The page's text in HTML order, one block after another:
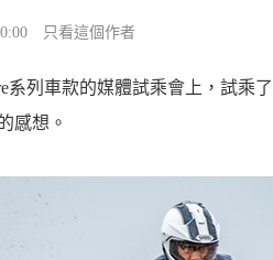
只看這個作者
系列車款的媒體試乘會上，試乘
感想。